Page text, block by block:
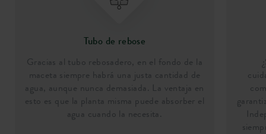
Tubo de rebose
Gracias al tubo rebosadero, en el fondo de la
maceta siempre habrá una justa cantidad de
agua, aunque nunca demasiada. La ventaja en
esto es que la planta misma puede absorber el
agua cuando la necesita.